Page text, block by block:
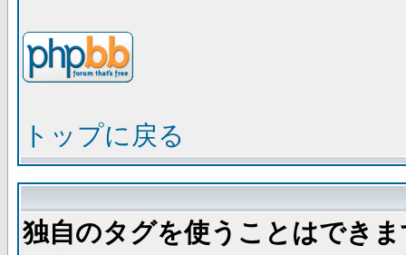
トップに戻る
独自のタグを使うことはでき